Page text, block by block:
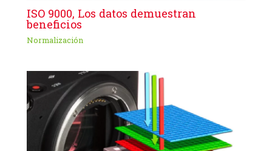
ISO 9000, Los datos demuestran
beneficios
Normalización